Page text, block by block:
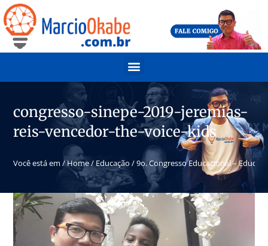
congresso-sinepe-2019-jeremias-
reis-vencedor-the-voice-kids
Você está em / Home/ Educação /9o. Congresso Educacional –